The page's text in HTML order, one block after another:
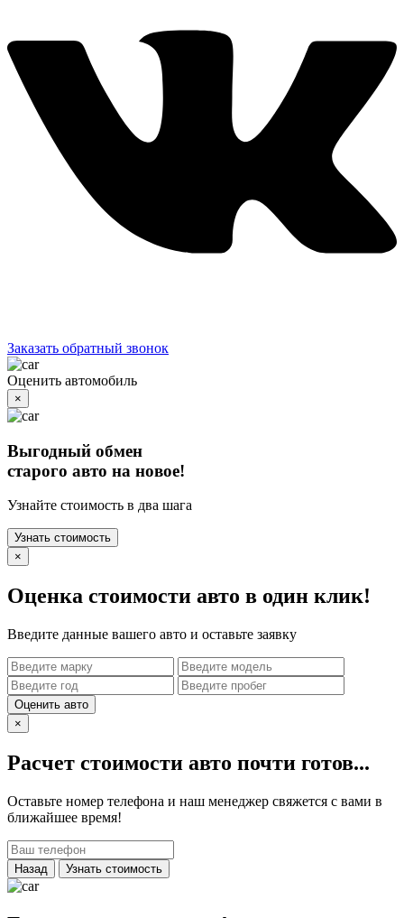
Заказать обратный звонок
Оценить автомобиль
×
Выгодный обмен
старого авто на новое!
Узнайте стоимость в два шага
Узнать стоимость
×
Оценка стоимости авто в один клик!
Введите данные вашего авто и оставьте заявку
Оценить авто
×
Расчет стоимости авто почти готов...
Оставьте номер телефона и наш менеджер свяжется с вами в
ближайшее время!
Назад Узнать стоимость